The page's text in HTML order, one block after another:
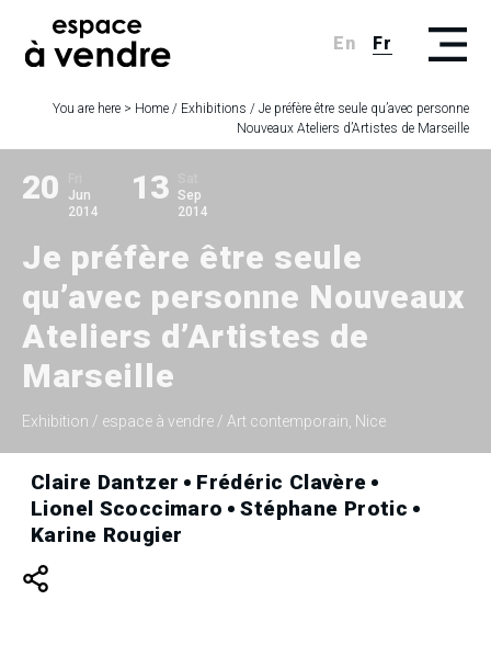
En Fr
You are here > Home / Exhibitions / Je préfère être seule qu’avec personne
Nouveaux Ateliers d’Artistes de Marseille
20
Jun
2014
13 Sep
2014
Je préfère être seule
qu’avec personne Nouveaux
Ateliers d’Artistes de
Marseille
Exhibition / espace à vendre / Art contemporain, Nice
Claire Dantzer
Frédéric Clavère
Lionel Scoccimaro
Stéphane Protic
Karine Rougier